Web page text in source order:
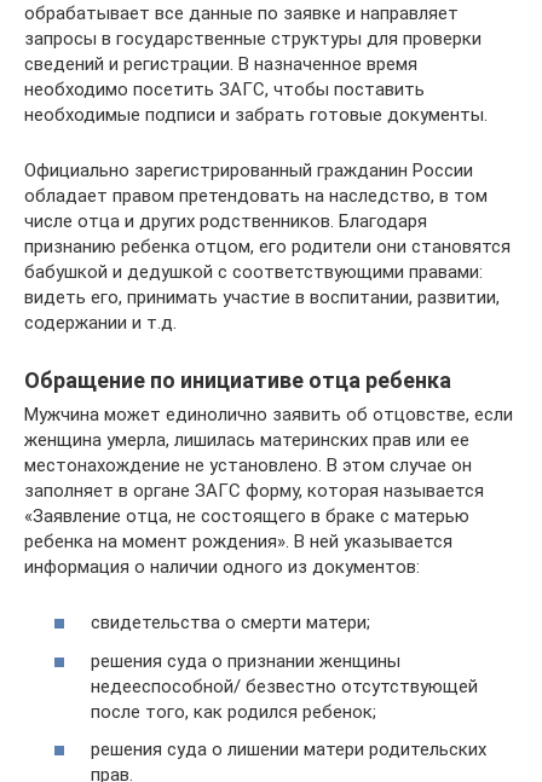
обрабатывает все данные по заявке и направляет
запросы в государственные структуры для проверки
сведений и регистрации. В назначенное время
необходимо посетить ЗАГС, чтобы поставить
необходимые подписи и забрать готовые документы.
Официально зарегистрированный гражданин России
обладает правом претендовать на наследство, в том
числе отца и других родственников. Благодаря
признанию ребенка отцом, его родители они становятся
бабушкой и дедушкой с соответствующими правами:
видеть его, принимать участие в воспитании, развитии,
содержании и т.д.
Обращение по инициативе отца ребенка
Мужчина может единолично заявить об отцовстве, если
женщина умерла, лишилась материнских прав или ее
местонахождение не установлено. В этом случае он
заполняет в органе ЗАГС форму, которая называется
«Заявление отца, не состоящего в браке с матерью
ребенка на момент рождения». В ней указывается
информация о наличии одного из документов:
свидетельства о смерти матери;
решения суда о признании женщины
недееспособной/ безвестно отсутствующей
после того, как родился ребенок;
решения суда о лишении матери родительских
прав.